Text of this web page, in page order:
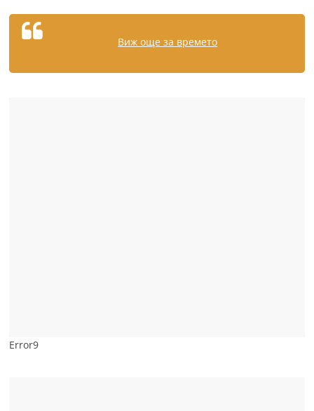
Виж още за времето
Error9